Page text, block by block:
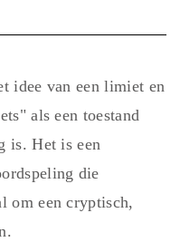
idee van een limiet en
als een toestand
is. Het is een
die
om een cryptisch,